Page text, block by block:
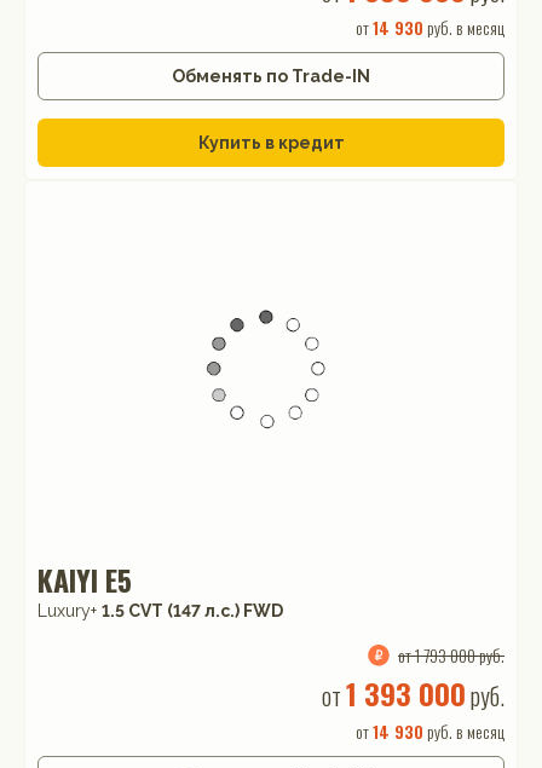
от14 930 руб. в месяц
Обменять по Trade-IN
Купить в кредит
KAIYI E5
Luxury+ 1.5 CVT (147 л.с.) FWD
от 1 793 000 руб.
от1 393 000руб.
от14 930 руб. в месяц